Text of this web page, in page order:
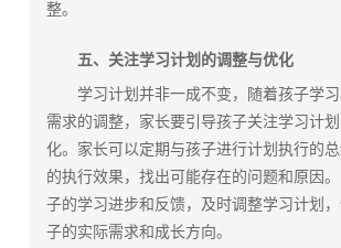
整。
五、关注学习计划的调整与优化
学习计划并非一成不变，随着孩子学习
需求的调整，家长要引导孩子关注学习计
化。家长可以定期与孩子进行计划执行的
的执行效果，找出可能存在的问题和原因
子的学习进步和反馈，及时调整学习计划
子的实际需求和成长方向。